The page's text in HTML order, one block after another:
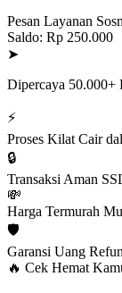
Pesan Layanan
Saldo: Rp 250.000
➤
Dipercaya 50.000+
⚡
Proses Kilat Cair
🔒
Transaksi Aman
💸
Harga Termurah
🛡️
Garansi Uang
🔥 Cek Hemat